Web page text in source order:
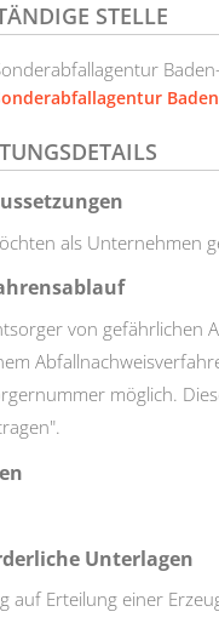
STELLE
als Unternehmen
von gefährlichen
möglich.
Unterlagen
auf Erteilung einer